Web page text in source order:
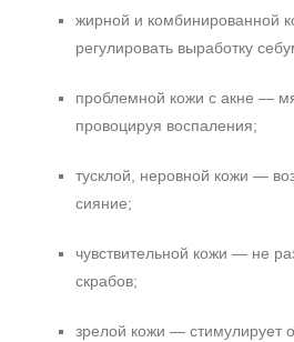
жирной и комбинированной
регулировать выработку
проблемной кожи с акне —
провоцируя воспаления;
тусклой, неровной кожи —
сияние;
чувствительной кожи — не
скрабов;
зрелой кожи — стимулирует